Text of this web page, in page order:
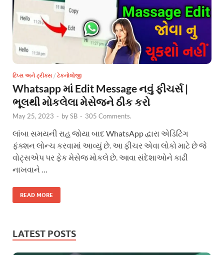
ટિપ્સ અને ટ્રીક્સ / ટેકનોલોજી
Whatsapp માં Edit Message નવું ફીચર્સ |
ભૂલથી મોકલેલા મેસેજને ઠીક કરો
May 25, 2023 - bySB - 305 Comments.
લાંબા સમયની રાહ જોયા બાદ WhatsApp દ્વારા એડિટિંગ
ફંક્શન લોન્ચ કરવામાં આવ્યું છે. આ ફીચર એવા લોકો માટે છે જે
વોટ્સએપ પર ફેક મેસેજ મોકલે છે. આવા સંદેશાઓને કાઢી
નાખવાને …
READ MORE
LATEST POSTS